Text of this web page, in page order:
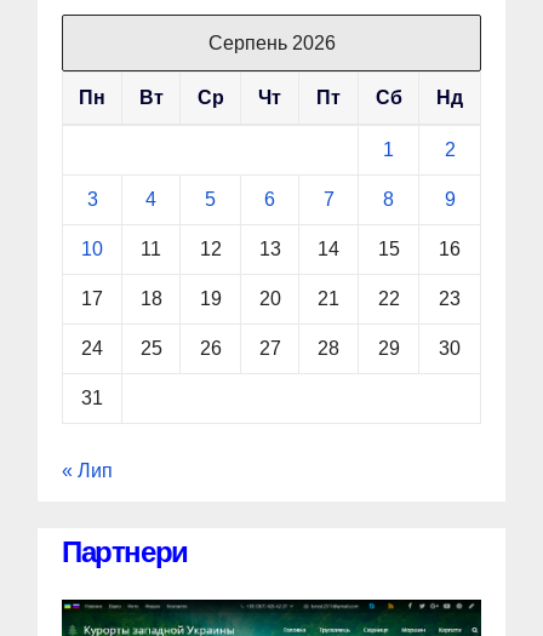
Серпень 2026
Пн Вт Ср Чт Пт Сб Нд
1 2
3 4 5 6 7 8 9
10 11 12 13 14 15 16
17 18 19 20 21 22 23
24 25 26 27 28 29 30
31
« Лип
Партнери